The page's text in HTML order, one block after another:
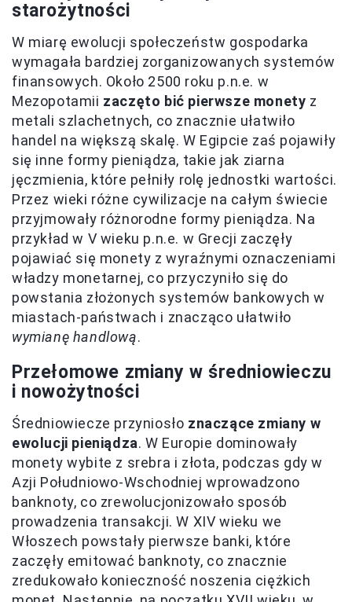
starożytności
W miarę ewolucji społeczeństw gospodarka
wymagała bardziej zorganizowanych systemów
finansowych. Około 2500 roku p.n.e. w
Mezopotamii zaczęto bić pierwsze monety z
metali szlachetnych, co znacznie ułatwiło
handel na większą skalę. W Egipcie zaś pojawiły
się inne formy pieniądza, takie jak ziarna
jęczmienia, które pełniły rolę jednostki wartości.
Przez wieki różne cywilizacje na całym świecie
przyjmowały różnorodne formy pieniądza. Na
przykład w V wieku p.n.e. w Grecji zaczęły
pojawiać się monety z wyraźnymi oznaczeniami
władzy monetarnej, co przyczyniło się do
powstania złożonych systemów bankowych w
miastach-państwach i znacząco ułatwiło
wymianę handlową.
Przełomowe zmiany w średniowieczu
i nowożytności
Średniowiecze przyniosło znaczące zmiany w
ewolucji pieniądza. W Europie dominowały
monety wybite z srebra i złota, podczas gdy w
Azji Południowo-Wschodniej wprowadzono
banknoty, co zrewolucjonizowało sposób
prowadzenia transakcji. W XIV wieku we
Włoszech powstały pierwsze banki, które
zaczęły emitować banknoty, co znacznie
zredukowało konieczność noszenia ciężkich